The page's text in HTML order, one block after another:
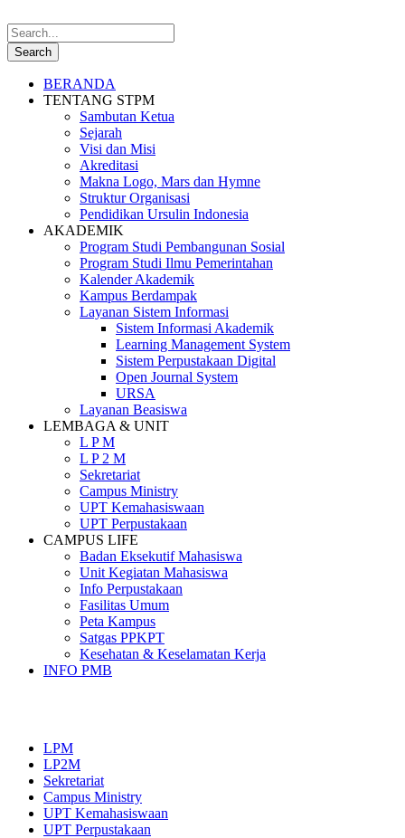
BERANDA
TENTANG STPM
Sambutan Ketua
Sejarah
Visi dan Misi
Akreditasi
Makna Logo, Mars dan Hymne
Struktur Organisasi
Pendidikan Ursulin Indonesia
AKADEMIK
Program Studi Pembangunan Sosial
Program Studi Ilmu Pemerintahan
Kalender Akademik
Kampus Berdampak
Layanan Sistem Informasi
Sistem Informasi Akademik
Learning Management System
Sistem Perpustakaan Digital
Open Journal System
URSA
Layanan Beasiswa
LEMBAGA & UNIT
L P M
L P 2 M
Sekretariat
Campus Ministry
UPT Kemahasiswaan
UPT Perpustakaan
CAMPUS LIFE
Badan Eksekutif Mahasiswa
Unit Kegiatan Mahasiswa
Info Perpustakaan
Fasilitas Umum
Peta Kampus
Satgas PPKPT
Kesehatan & Keselamatan Kerja
INFO PMB
LPM
LP2M
Sekretariat
Campus Ministry
UPT Kemahasiswaan
UPT Perpustakaan